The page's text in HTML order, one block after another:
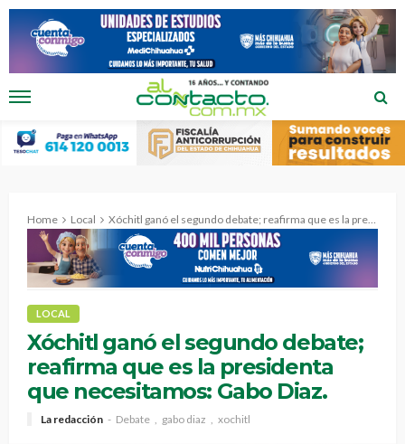
Home Local Xóchitl ganó el segundo debate; reafirma que es la presidenta que necesitamos: Gabo Diaz.
LOCAL
Xóchitl ganó el segundo debate;
reafirma que es la presidenta
que necesitamos: Gabo Diaz.
La redacción Debate gabo diaz xochitl